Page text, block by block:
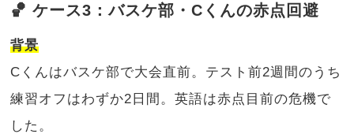
🏀 ケース3：バスケ部・Cくんの赤点回避
背景
Cくんはバスケ部で大会直前。テスト前2週間のうち
練習オフはわずか2日間。英語は赤点目前の危機で
した。